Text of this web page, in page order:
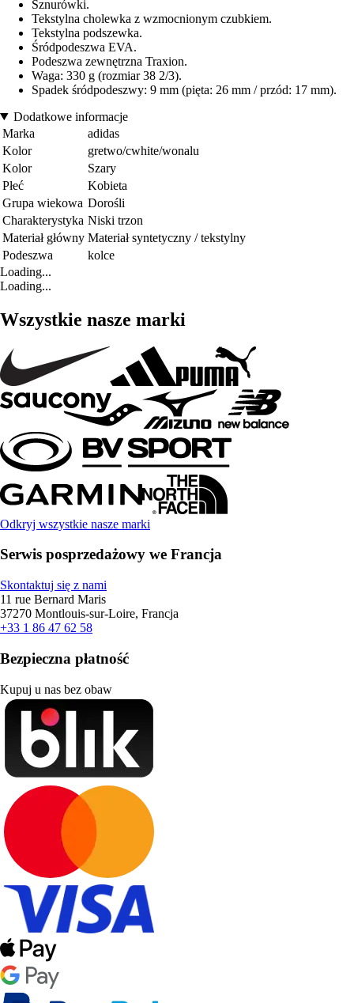
Sznurówki.
Tekstylna cholewka z wzmocnionym czubkiem.
Tekstylna podszewka.
Śródpodeszwa EVA.
Podeszwa zewnętrzna Traxion.
Waga: 330 g (rozmiar 38 2/3).
Spadek śródpodeszwy: 9 mm (pięta: 26 mm / przód: 17 mm).
Dodatkowe informacje
Marka
adidas
Kolor
gretwo/cwhite/wonalu
Kolor
Szary
Płeć
Kobieta
Grupa wiekowa Dorośli
Charakterystyka Niski trzon
Materiał główny Materiał syntetyczny / tekstylny
Podeszwa
kolce
Loading...
Loading...
Wszystkie nasze marki
Odkryj wszystkie nasze marki
Serwis posprzedażowy we Francja
Skontaktuj się z nami
11 rue Bernard Maris
37270 Montlouis-sur-Loire, Francja
+33 1 86 47 62 58
Bezpieczna płatność
Kupuj u nas bez obaw